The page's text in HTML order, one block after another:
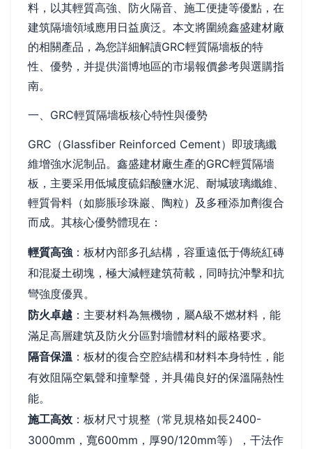
料，以其輕質高強、防火隔音、施工便捷等優點，在
建筑隔墻領域應用日益廣泛。本文將圍繞鑫盛建材廠
的相關產品，為您詳細解讀GRC輕質隔墻板的特
性、優勢，并提供淄博地區的市場報價參考與選購指
南。
一、GRC輕質隔墻板核心特性與優勢
GRC（Glassfiber Reinforced Cement）即玻璃纖
維增強水泥制品。鑫盛建材廠生產的GRC輕質隔墻
板，主要采用低堿度硫鋁酸鹽水泥、耐堿玻璃纖維、
輕質骨料（如膨脹珍珠巖、陶粒）及多種添加劑復合
而成。其核心優勢體現在：
輕質高強 ：板材內部多孔結構，容重遠低于傳統紅磚
和混凝土砌塊，極大減輕建筑荷載，同時抗沖擊和抗
彎強度優異。
防火卓越 ：主要材料為無機物，屬A級不燃材料，能
滿足高層建筑及防火分區對墻體材料的嚴格要求。
隔音保溫 ：板材的復合空腔結構和材料本身特性，能
有效阻隔空氣聲和撞擊聲，并具備良好的保溫隔熱性
能。
施工高效 ：板材尺寸規整（常見規格如長2400-
3000mm，寬600mm，厚90/120mm等），干法作